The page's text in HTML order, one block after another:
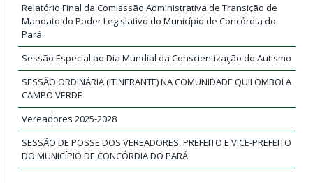
Relatório Final da Comisssão Administrativa de Transição de
Mandato do Poder Legislativo do Município de Concórdia do
Pará
Sessão Especial ao Dia Mundial da Conscientização do Autismo
SESSÃO ORDINÁRIA (ITINERANTE) NA COMUNIDADE QUILOMBOLA
CAMPO VERDE
Vereadores 2025-2028
SESSÃO DE POSSE DOS VEREADORES, PREFEITO E VICE-PREFEITO
DO MUNICÍPIO DE CONCÓRDIA DO PARÁ